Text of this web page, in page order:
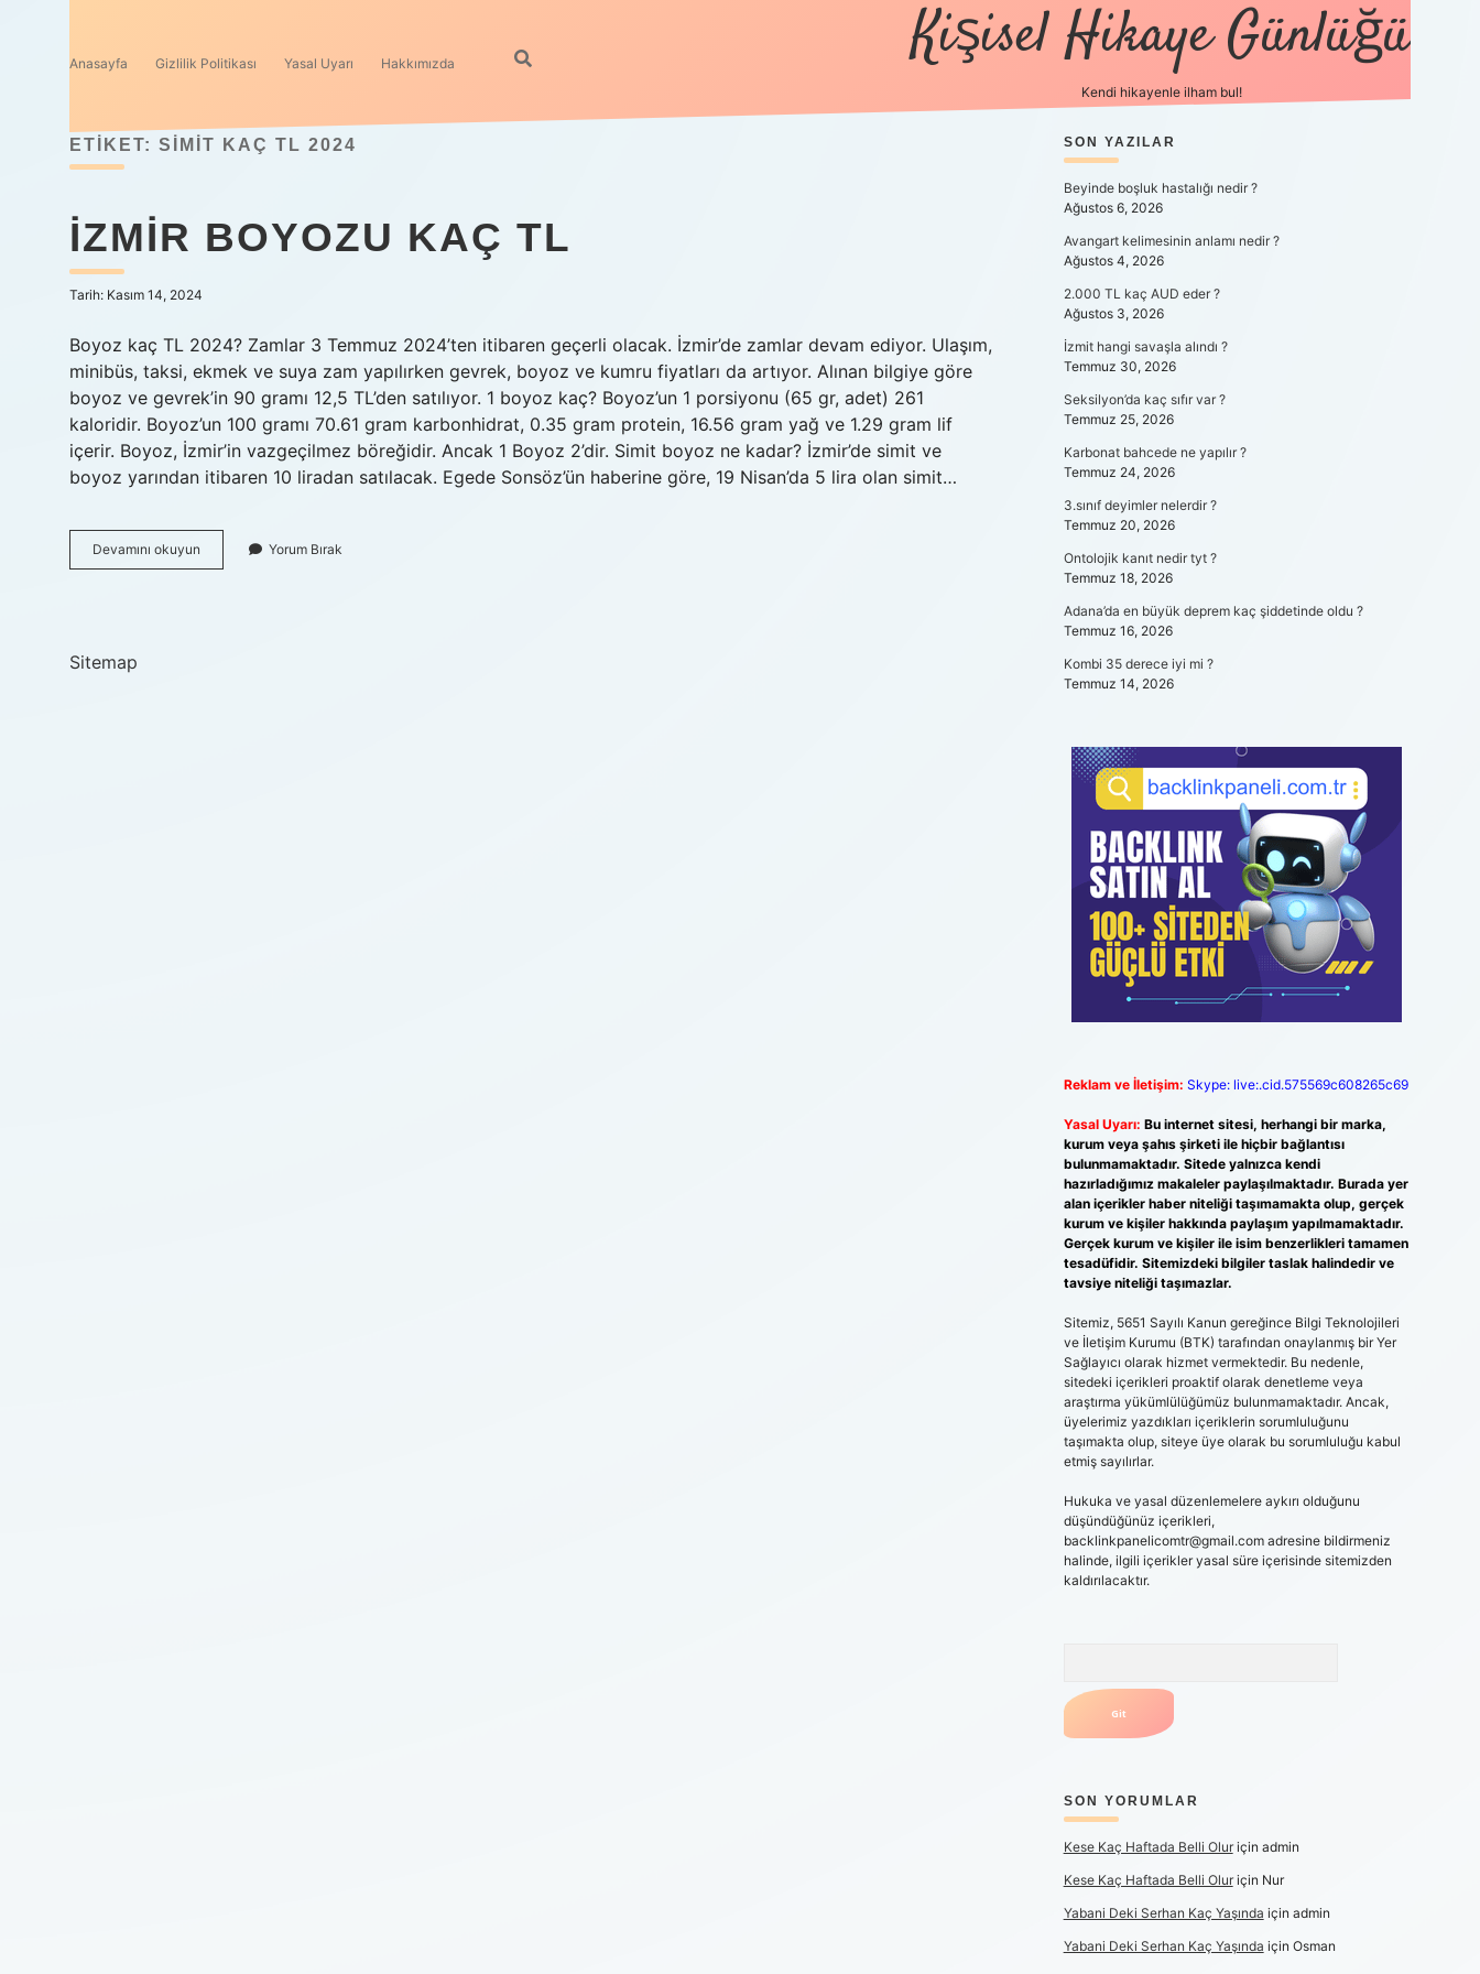
Anasayfa Gizlilik Politikası Yasal Uyarı Hakkımızda Kişisel Hikaye Günlüğü
Kendi hikayenle ilham bul!
ETIKET: SIMIT KAÇ TL 2024
İZMIR BOYOZU KAÇ TL
Tarih: Kasım 14, 2024
Boyoz kaç TL 2024? Zamlar 3 Temmuz 2024’ten itibaren geçerli olacak. İzmir’de zamlar devam ediyor. Ulaşım,
minibüs, taksi, ekmek ve suya zam yapılırken gevrek, boyoz ve kumru fiyatları da artıyor. Alınan bilgiye göre
boyoz ve gevrek’in 90 gramı 12,5 TL’den satılıyor. 1 boyoz kaç? Boyoz’un 1 porsiyonu (65 gr, adet) 261
kaloridir. Boyoz’un 100 gramı 70.61 gram karbonhidrat, 0.35 gram protein, 16.56 gram yağ ve 1.29 gram lif
içerir. Boyoz, İzmir’in vazgeçilmez böreğidir. Ancak 1 Boyoz 2’dir. Simit boyoz ne kadar? İzmir’de simit ve
boyoz yarından itibaren 10 liradan satılacak. Egede Sonsöz’ün haberine göre, 19 Nisan’da 5 lira olan simit…
Devamını okuyun
Boyozu
Yorum Bırak
Sitemap
SIDEBAR
SON YAZILAR
Beyinde boşluk hastalığı nedir ?
Ağustos 6, 2026
Avangart kelimesinin anlamı nedir ?
Ağustos 4, 2026
2.000 TL kaç AUD eder ?
Ağustos 3, 2026
İzmit hangi savaşla alındı ?
Temmuz 30, 2026
Seksilyon’da kaç sıfır var ?
Temmuz 25, 2026
Karbonat bahcede ne yapılır ?
Temmuz 24, 2026
3.sınıf deyimler nelerdir ?
Temmuz 20, 2026
Ontolojik kanıt nedir tyt ?
Temmuz 18, 2026
Adana’da en büyük deprem kaç şiddetinde oldu ?
Temmuz 16, 2026
Kombi 35 derece iyi mi ?
Temmuz 14, 2026
Reklam ve İletişim: Skype: live:.cid.575569c608265c69
Yasal Uyarı: Bu internet sitesi, herhangi bir marka,
kurum veya şahıs şirketi ile hiçbir bağlantısı
bulunmamaktadır. Sitede yalnızca kendi
hazırladığımız makaleler paylaşılmaktadır. Burada yer
alan içerikler haber niteliği taşımamakta olup, gerçek
kurum ve kişiler hakkında paylaşım yapılmamaktadır.
Gerçek kurum ve kişiler ile isim benzerlikleri tamamen
tesadüfidir. Sitemizdeki bilgiler taslak halindedir ve
tavsiye niteliği taşımazlar.
Sitemiz, 5651 Sayılı Kanun gereğince Bilgi Teknolojileri
ve İletişim Kurumu (BTK) tarafından onaylanmış bir Yer
Sağlayıcı olarak hizmet vermektedir. Bu nedenle,
sitedeki içerikleri proaktif olarak denetleme veya
araştırma yükümlülüğümüz bulunmamaktadır. Ancak,
üyelerimiz yazdıkları içeriklerin sorumluluğunu
taşımakta olup, siteye üye olarak bu sorumluluğu kabul
etmiş sayılırlar.
Hukuka ve yasal düzenlemelere aykırı olduğunu
düşündüğünüz içerikleri,
backlinkpanelicomtr@gmail.comadresine bildirmeniz
halinde, ilgili içerikler yasal süre içerisinde sitemizden
kaldırılacaktır.
SON YORUMLAR
Kese Kaç Haftada Belli Oluriçin admin
Kese Kaç Haftada Belli Oluriçin Nur
Yabani Deki Serhan Kaç Yaşında için admin
Yabani Deki Serhan Kaç Yaşında için Osman